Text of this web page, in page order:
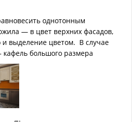
однотонным
— в цвет верхних фасадов,
выделение цветом. В случае
большого размера